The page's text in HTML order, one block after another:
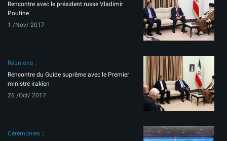
Rencontre avec le président russe Vladimir
Poutine
1 /Nov/ 2017
Réunions
Rencontre du Guide suprême avec le Premier
ministre irakien
26 /Oct/ 2017
Cérémonies